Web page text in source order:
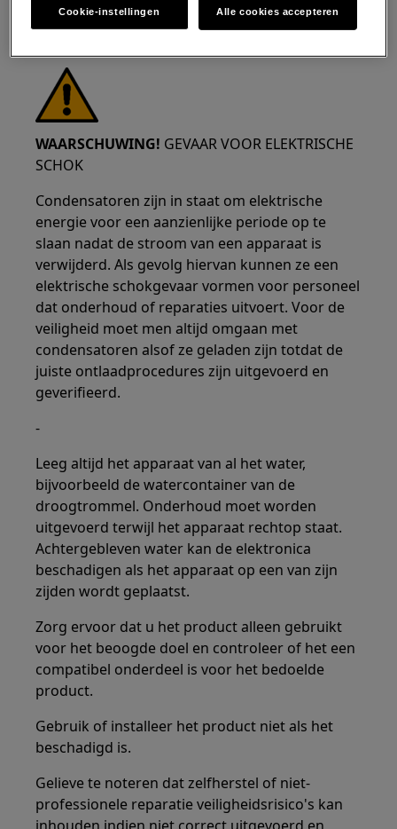
gebruik dienen alleen door volwassenen te
worden uitgevoerd.
WAARSCHUWING! GEVAAR VOOR ELEKTRISCHE
SCHOK
Condensatoren zijn in staat om elektrische
energie voor een aanzienlijke periode op te
slaan nadat de stroom van een apparaat is
verwijderd. Als gevolg hiervan kunnen ze een
elektrische schokgevaar vormen voor personeel
dat onderhoud of reparaties uitvoert. Voor de
veiligheid moet men altijd omgaan met
condensatoren alsof ze geladen zijn totdat de
juiste ontlaadprocedures zijn uitgevoerd en
geverifieerd.
-
Leeg altijd het apparaat van al het water,
bijvoorbeeld de watercontainer van de
droogtrommel. Onderhoud moet worden
uitgevoerd terwijl het apparaat rechtop staat.
Achtergebleven water kan de elektronica
beschadigen als het apparaat op een van zijn
zijden wordt geplaatst.
Zorg ervoor dat u het product alleen gebruikt
voor het beoogde doel en controleer of het een
compatibel onderdeel is voor het bedoelde
product.
Gebruik of installeer het product niet als het
beschadigd is.
Gelieve te noteren dat zelfherstel of niet-
professionele reparatie veiligheidsrisico's kan
Cookie-instellingen Alle cookies accepteren